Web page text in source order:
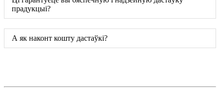
прадукцыі?
А як наконт кошту дастаўкі?